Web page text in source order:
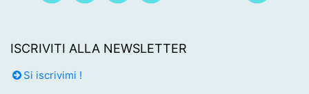
ISCRIVITI ALLA NEWSLETTER
Si iscrivimi !